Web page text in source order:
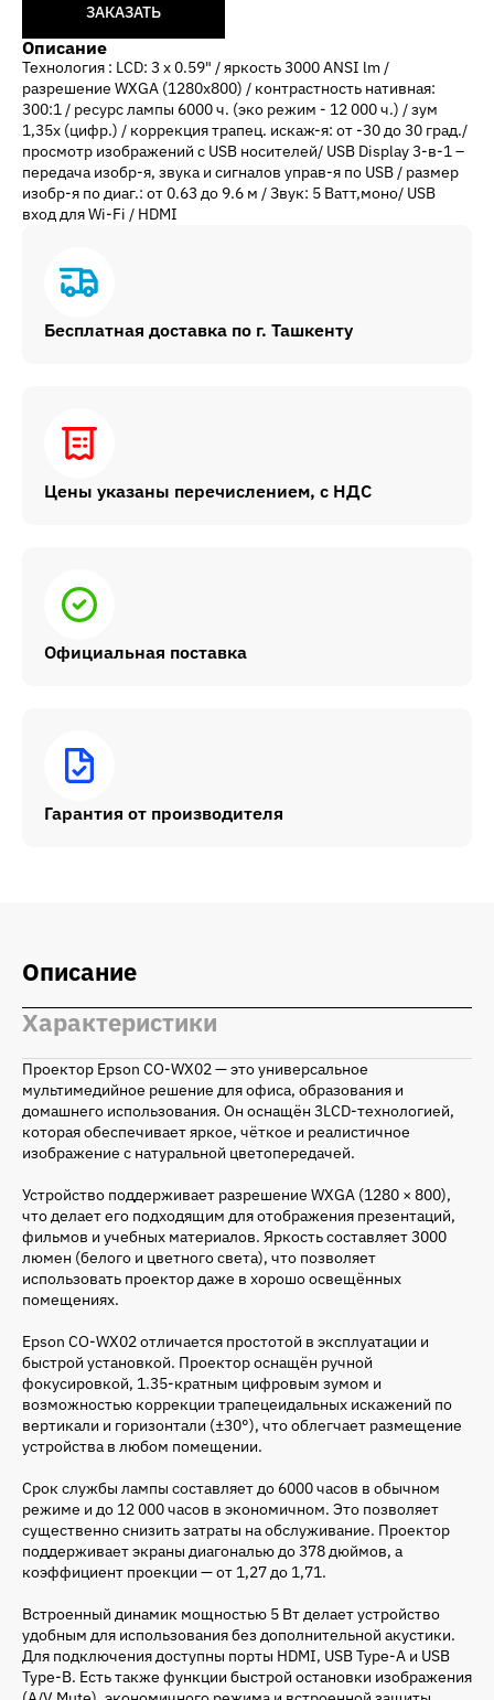
ЗАКАЗАТЬ
Описание
Технология : LCD: 3 х 0.59" / яркость 3000 ANSI lm /
разрешение WXGA (1280х800) / контрастность нативная:
300:1 / ресурс лампы 6000 ч. (эко режим - 12 000 ч.) / зум
1,35х (цифр.) / коррекция трапец. искаж-я: от -30 до 30 град./
просмотр изображений с USB носителей/ USB Display 3-в-1 –
передача изобр-я, звука и сигналов управ-я по USB / размер
изобр-я по диаг.: от 0.63 до 9.6 м / Звук: 5 Ватт,моно/ USB
вход для Wi-Fi / HDMI
Бесплатная доставка по г. Ташкенту
Цены указаны перечислением, с НДС
Официальная поставка
Гарантия от производителя
Описание
Характеристики
Проектор Epson CO-WX02 — это универсальное
мультимедийное решение для офиса, образования и
домашнего использования. Он оснащён 3LCD-технологией,
которая обеспечивает яркое, чёткое и реалистичное
изображение с натуральной цветопередачей.
Устройство поддерживает разрешение WXGA (1280 × 800),
что делает его подходящим для отображения презентаций,
фильмов и учебных материалов. Яркость составляет 3000
люмен (белого и цветного света), что позволяет
использовать проектор даже в хорошо освещённых
помещениях.
Epson CO-WX02 отличается простотой в эксплуатации и
быстрой установкой. Проектор оснащён ручной
фокусировкой, 1.35-кратным цифровым зумом и
возможностью коррекции трапецеидальных искажений по
вертикали и горизонтали (±30°), что облегчает размещение
устройства в любом помещении.
Срок службы лампы составляет до 6000 часов в обычном
режиме и до 12 000 часов в экономичном. Это позволяет
существенно снизить затраты на обслуживание. Проектор
поддерживает экраны диагональю до 378 дюймов, а
коэффициент проекции — от 1,27 до 1,71.
Встроенный динамик мощностью 5 Вт делает устройство
удобным для использования без дополнительной акустики.
Для подключения доступны порты HDMI, USB Type-A и USB
Type-B. Есть также функции быстрой остановки изображения